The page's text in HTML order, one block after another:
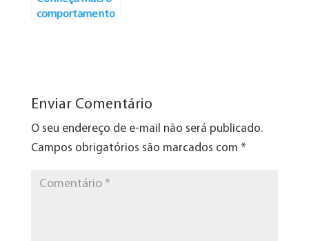
comportamento
Enviar Comentário
O seu endereço de e-mail não será publicado.
Campos obrigatórios são marcados com *